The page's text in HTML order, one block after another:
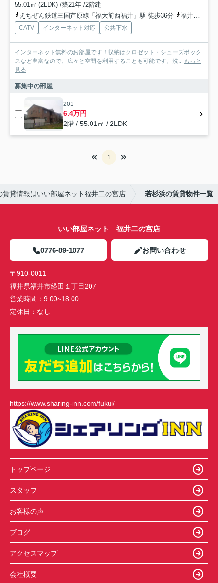
55.01㎡ (2LDK) /築21年 /2階建
えちぜん鉄道三国芦原線「福大前西福井」駅 徒歩36分
福井鉄道市内軌道線「足羽山公園口」駅 徒歩38分
CATV インターネット対応 公共下水
インターネット無料のお部屋です！収納はクロゼット・シューズボック
スなど豊富なので、広々と空間を利用することも可能です。洗... もっと
見る
募集中の部屋
201
6.4万円
2階 / 55.01㎡ / 2LDK
1
賃貸情報はいい部屋ネット福井二の宮店 若杉浜の賃貸物件一覧
いい部屋ネット 福井二の宮店
0776-89-1077 お問い合わせ
〒910-0011
福井県福井市経田１丁目207
営業時間： 9:00~18:00
定休日： なし
https://www.sharing-inn.com/fukui/
トップページ
スタッフ
お客様の声
ブログ
アクセスマップ
会社概要